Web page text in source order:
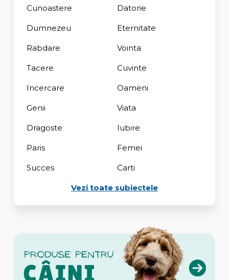
Cunoastere Datorie
Dumnezeu Eternitate
Rabdare Vointa
Tacere Cuvinte
Incercare Oameni
Genii Viata
Dragoste Iubire
Paris Femei
Succes Carti
Vezi toate subiectele